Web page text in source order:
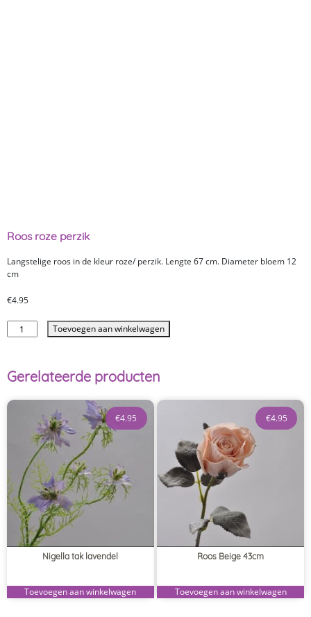
Roos roze perzik
Langstelige roos in de kleur roze/ perzik. Lengte 67 cm. Diameter bloem 12
cm
€4.95
Toevoegen aan winkelwagen
Gerelateerde producten
Nigella tak lavendel
€4.95
Toevoegen aan winkelwagen
Roos Beige 43cm
€4.95
Toevoegen aan winkelwagen